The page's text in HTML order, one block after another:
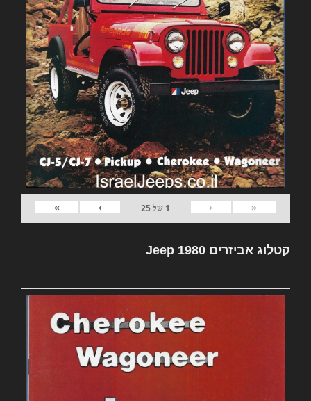
«
‹
1 של25
›
»
קטלוג אביזרים Jeep 1980